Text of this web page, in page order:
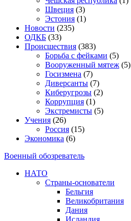
Швеция (3)
Эстония (1)
Новости (235)
ОДКБ (33)
Происшествия (383)
Борьба с фейками (5)
Вооруженный мятеж (5)
Госизмена (7)
Диверсанты (7)
Киберугрозы (2)
Коррупция (1)
Экстремисты (5)
Учения (26)
Россия (15)
Экономика (6)
Военный обозреватель
НАТО
Страны-основатели
Бельгия
Великобритания
Дания